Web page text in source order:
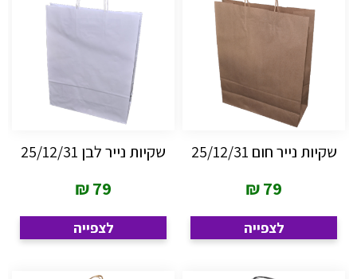
שקיות נייר חום 25/12/31
79
₪
לצפייה
שקיות נייר לבן 25/12/31
79
₪
לצפייה